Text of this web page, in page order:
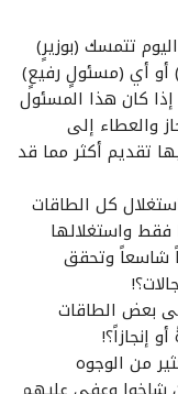
تتمسك (بوزيرٍ)
أو أي (مسئولٍ رفيعٍ)
إذا كان هذا المسئول
والعطاء إلى
تقديم أكثر مما قد
كل الطاقات
فقط واستغلالها
شاسعاً وتحقق
بعض الطاقات
إنجازاً؟!
من الوجوه